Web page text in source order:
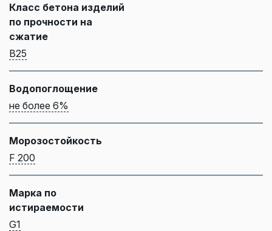
Класс бетона изделий
по прочности на
сжатие
B25
Водопоглощение
не более 6%
Морозостойкость
F 200
Марка по
истираемости
G1